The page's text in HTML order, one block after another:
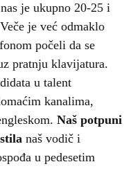
je ukupno 20-25 i
je već odmaklo
počeli da se
pratnju klavijatura.
u talent
kanalima,
Naš potpuni
naš vodič i
u pedesetim